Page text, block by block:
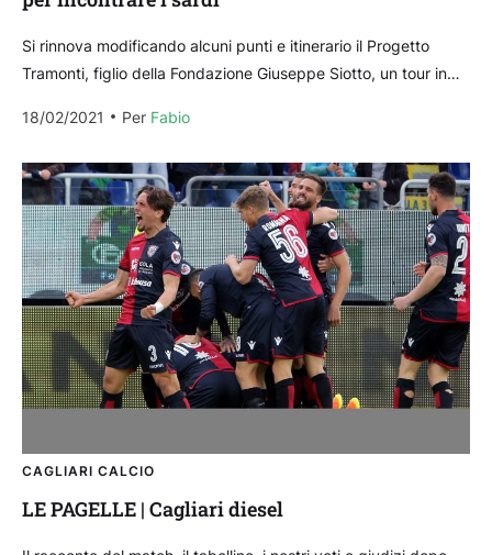
Si rinnova modificando alcuni punti e itinerario il Progetto
Tramonti, figlio della Fondazione Giuseppe Siotto, un tour in
18/02/2021
Per Fabio
CAGLIARI CALCIO
LE PAGELLE | Cagliari diesel